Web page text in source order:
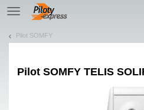
TE
navigation
Pilot SOMFY
Pilot SOMFY TELIS
Pozwól, że przedstawimy nasze ciasteczka!